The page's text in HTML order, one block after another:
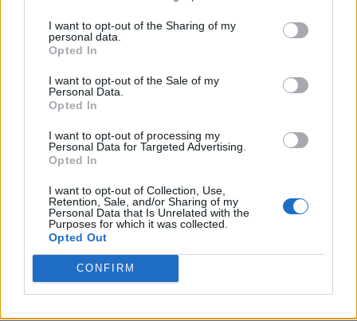
I want to opt-out of the Sharing of my
personal data.
Opted In
I want to opt-out of the Sale of my
Personal Data.
Opted In
I want to opt-out of processing my
Personal Data for Targeted Advertising.
Opted In
I want to opt-out of Collection, Use,
Retention, Sale, and/or Sharing of my
Personal Data that Is Unrelated with the
Purposes for which it was collected.
Opted Out
CONFIRM
η ορμόνη μπορεί να δράσει ως
διουρητικό και το cortisol mocktail
μπορεί να βοηθήσει στην
αποκατάσταση
Άνοια: Το ρόφημα που μπορεί να
μειώσει τον κίνδυνο κατά 25%,
σύμφωνα με νέα μελέτη
Γιατί λειτουργεί αυτό το
μοκτέιλ